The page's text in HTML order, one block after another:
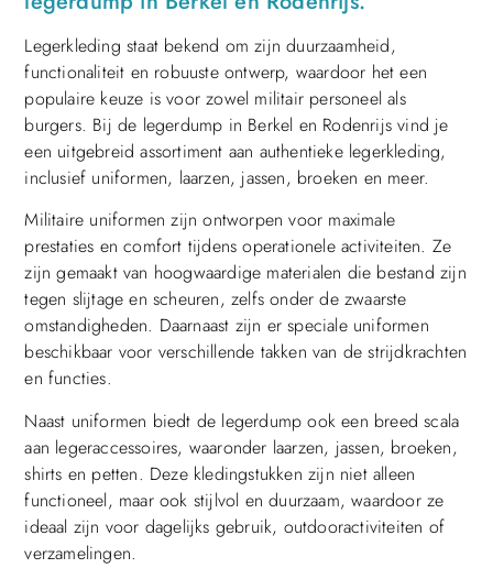
Legerkleding staat bekend om zijn duurzaamheid,
functionaliteit en robuuste ontwerp, waardoor het een
populaire keuze is voor zowel militair personeel als
burgers. Bij de legerdump in Berkel en Rodenrijs vind je
een uitgebreid assortiment aan authentieke legerkleding,
inclusief uniformen, laarzen, jassen, broeken en meer.
Militaire uniformen zijn ontworpen voor maximale
prestaties en comfort tijdens operationele activiteiten. Ze
zijn gemaakt van hoogwaardige materialen die bestand zijn
tegen slijtage en scheuren, zelfs onder de zwaarste
omstandigheden. Daarnaast zijn er speciale uniformen
beschikbaar voor verschillende takken van de strijdkrachten
en functies.
Naast uniformen biedt de legerdump ook een breed scala
aan legeraccessoires, waaronder laarzen, jassen, broeken,
shirts en petten. Deze kledingstukken zijn niet alleen
functioneel, maar ook stijlvol en duurzaam, waardoor ze
ideaal zijn voor dagelijks gebruik, outdooractiviteiten of
verzamelingen.